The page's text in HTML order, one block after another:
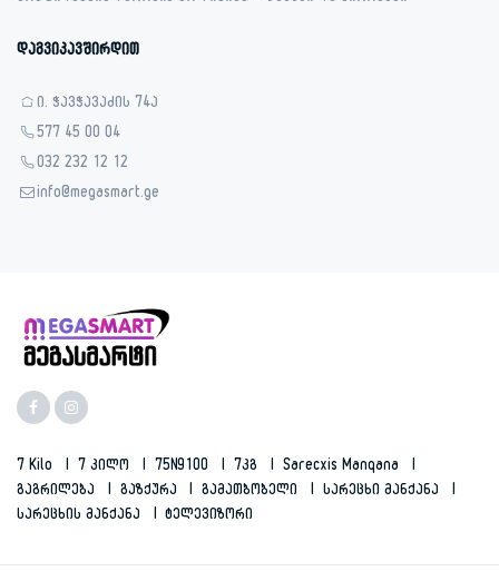
დაგვიკავშირდით
ი. ჭავჭავაძის 74ა
577 45 00 04
032 232 12 12
info@megasmart.ge
7 Kilo 7 Კილო 75N9100 7კგ
Sarecxis Manqana
Გაგრილება
Გაზქურა Გამათბობელი
Სარეცხი Მანქანა
Სარეცხის Მანქანა
Ტელევიზორი